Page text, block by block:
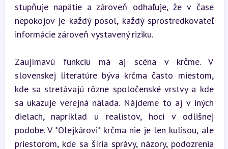
stupňuje napätie a zároveň odhaľuje, že v čase
nepokojov je každý posol, každý sprostredkovateľ
informácie zároveň vystavený riziku.
Zaujímavú funkciu má aj scéna v krčme. V
slovenskej literatúre býva krčma často miestom,
kde sa stretávajú rôzne spoločenské vrstvy a kde
sa ukazuje verejná nálada. Nájdeme to aj v iných
dielach, napríklad u realistov, hoci v odlišnej
podobe. V *Olejkárovi* krčma nie je len kulisou, ale
priestorom, kde sa šíria správy, názory, podozrenia